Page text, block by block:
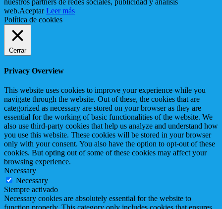
nuestros partners de redes sociales, publicidad y análisis
web.Aceptar Leer más
Política de cookies
Cerrar
Privacy Overview
This website uses cookies to improve your experience while you
navigate through the website. Out of these, the cookies that are
categorized as necessary are stored on your browser as they are
essential for the working of basic functionalities of the website. We
also use third-party cookies that help us analyze and understand how
you use this website. These cookies will be stored in your browser
only with your consent. You also have the option to opt-out of these
cookies. But opting out of some of these cookies may affect your
browsing experience.
Necessary
Necessary
Siempre activado
Necessary cookies are absolutely essential for the website to
function properly. This category only includes cookies that ensures